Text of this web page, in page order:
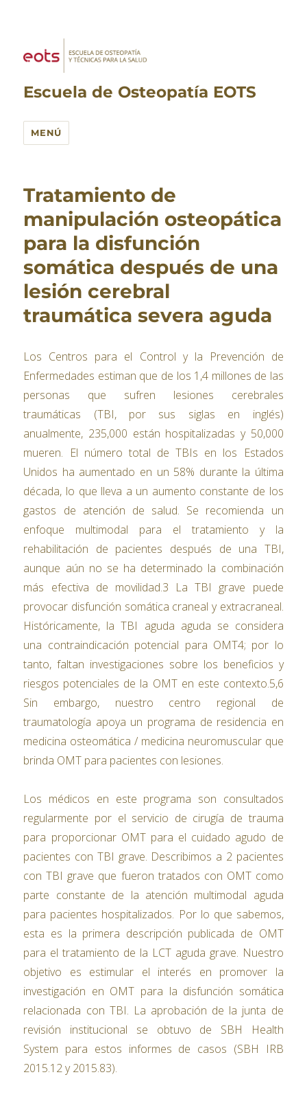
Escuela de Osteopatía EOTS
MENÚ
Tratamiento de
manipulación osteopática
para la disfunción
somática después de una
lesión cerebral
traumática severa aguda
Los Centros para el Control y la Prevención de
Enfermedades estiman que de los 1,4 millones de las
personas que sufren lesiones cerebrales
traumáticas (TBI, por sus siglas en inglés)
anualmente, 235,000 están hospitalizadas y 50,000
mueren. El número total de TBIs en los Estados
Unidos ha aumentado en un 58% durante la última
década, lo que lleva a un aumento constante de los
gastos de atención de salud. Se recomienda un
enfoque multimodal para el tratamiento y la
rehabilitación de pacientes después de una TBI,
aunque aún no se ha determinado la combinación
más efectiva de movilidad.3 La TBI grave puede
provocar disfunción somática craneal y extracraneal.
Históricamente, la TBI aguda aguda se considera
una contraindicación potencial para OMT4; por lo
tanto, faltan investigaciones sobre los beneficios y
riesgos potenciales de la OMT en este contexto.5,6
Sin embargo, nuestro centro regional de
traumatología apoya un programa de residencia en
medicina osteomática / medicina neuromuscular que
brinda OMT para pacientes con lesiones.
Los médicos en este programa son consultados
regularmente por el servicio de cirugía de trauma
para proporcionar OMT para el cuidado agudo de
pacientes con TBI grave. Describimos a 2 pacientes
con TBI grave que fueron tratados con OMT como
parte constante de la atención multimodal aguda
para pacientes hospitalizados. Por lo que sabemos,
esta es la primera descripción publicada de OMT
para el tratamiento de la LCT aguda grave. Nuestro
objetivo es estimular el interés en promover la
investigación en OMT para la disfunción somática
relacionada con TBI. La aprobación de la junta de
revisión institucional se obtuvo de SBH Health
System para estos informes de casos (SBH IRB
2015.12 y 2015.83).